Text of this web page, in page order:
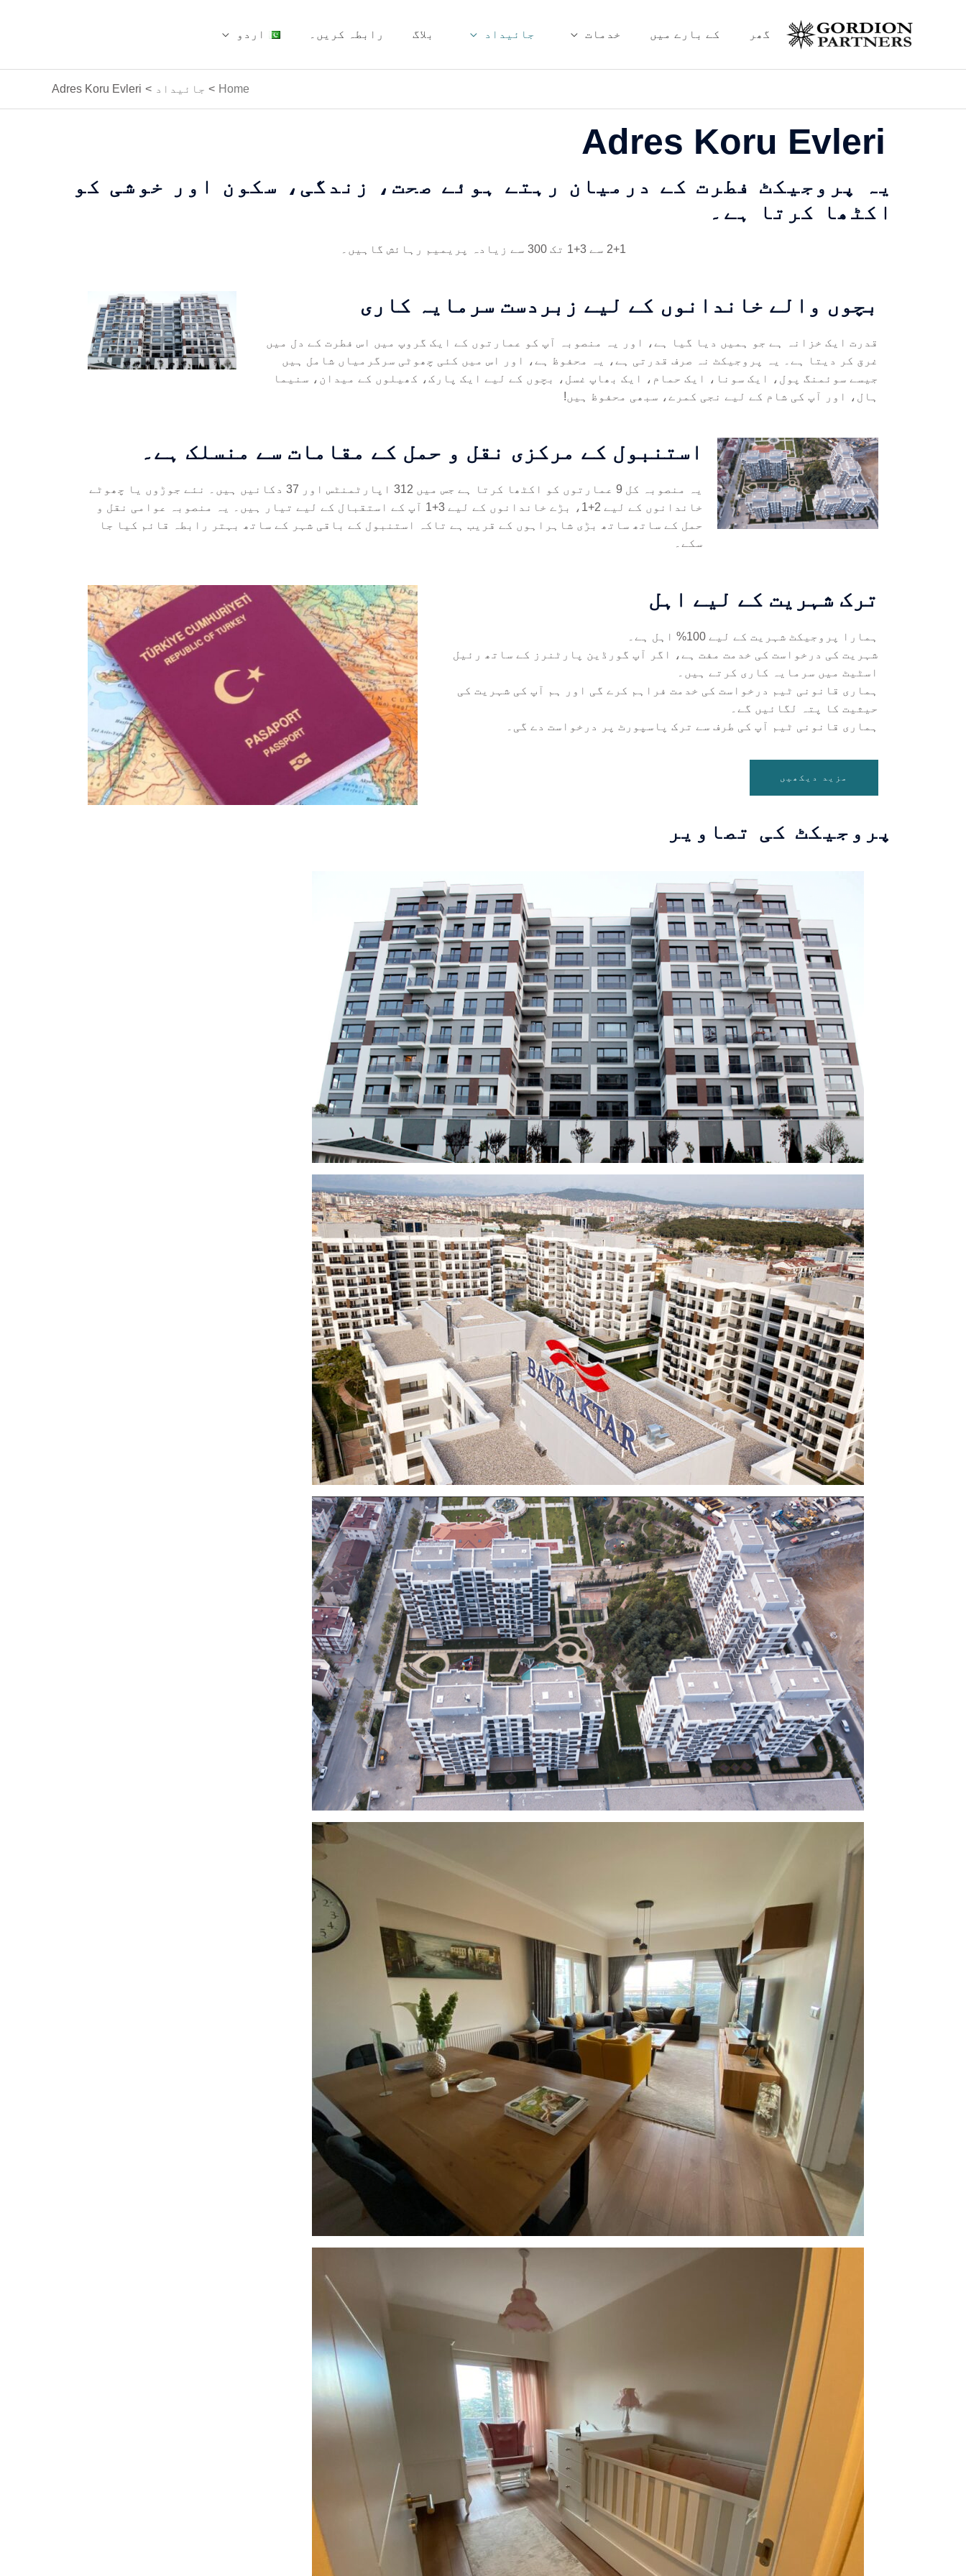
گھر کے بارے میں خدمات جائیداد بلاگ رابطہ کریں۔ اردو
Home جائیداد Adres Koru Evleri
Adres Koru Evleri
یہ پروجیکٹ فطرت کے درمیان رہتے ہوئے صحت، زندگی، سکون اور خوشی کو
اکٹھا کرتا ہے۔
2+1 سے 3+1 تک 300 سے زیادہ پریمیم رہائش گاہیں۔
بچوں والے خاندانوں کے لیے زبردست سرمایہ کاری
قدرت ایک خزانہ ہے جو ہمیں دیا گیا ہے، اور یہ منصوبہ آپ کو عمارتوں کے ایک گروپ میں اس فطرت کے دل میں
غرق کر دیتا ہے۔ یہ پروجیکٹ نہ صرف قدرتی ہے، یہ محفوظ ہے، اور اس میں کئی چھوٹی سرگرمیاں شامل ہیں
جیسے سوئمنگ پول، ایک سونا، ایک حمام، ایک بھاپ غسل، بچوں کے لیے ایک پارک، کھیلوں کے میدان، سنیما
ہال، اور آپ کی شام کے لیے نجی کمرے، سبھی محفوظ ہیں!
استنبول کے مرکزی نقل و حمل کے مقامات سے منسلک ہے۔
یہ منصوبہ کل 9 عمارتوں کو اکٹھا کرتا ہے جس میں 312 اپارٹمنٹس اور 37 دکانیں ہیں۔ نئے جوڑوں یا چھوٹے
خاندانوں کے لیے 2+1، بڑے خاندانوں کے لیے 3+1 آپ کے استقبال کے لیے تیار ہیں۔ یہ منصوبہ عوامی نقل و
حمل کے ساتھ ساتھ بڑی شاہراہوں کے قریب ہے تاکہ استنبول کے باقی شہر کے ساتھ بہتر رابطہ قائم کیا جا
سکے۔
ترک شہریت کے لیے اہل
ہمارا پروجیکٹ شہریت کے لیے 100% اہل ہے۔
شہریت کی درخواست کی خدمت مفت ہے، اگر آپ گورڈین پارٹنرز کے ساتھ رئیل
اسٹیٹ میں سرمایہ کاری کرتے ہیں۔
ہماری قانونی ٹیم درخواست کی خدمت فراہم کرے گی اور ہم آپ کی شہریت کی
حیثیت کا پتہ لگائیں گے۔
ہماری قانونی ٹیم آپ کی طرف سے ترک پاسپورٹ پر درخواست دے گی۔
مزید دیکھیں
پروجیکٹ کی تصاویر